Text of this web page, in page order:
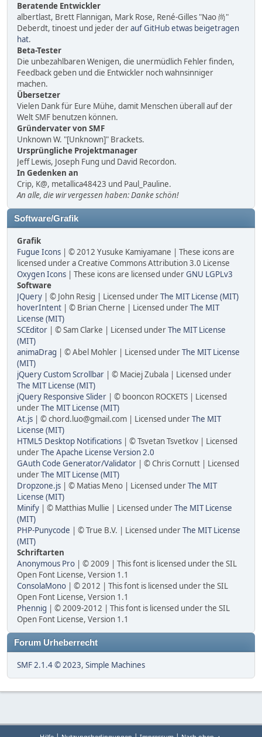
Beratende Entwickler
albertlast, Brett Flannigan, Mark Rose, René-Gilles "Nao 尚"
Deberdt, tinoest und jeder derauf GitHub etwas beigetragen
hat.
Beta-Tester
Die unbezahlbaren Wenigen, die unermüdlich Fehler finden,
Feedback geben und die Entwickler noch wahnsinniger
machen.
Übersetzer
Vielen Dank für Eure Mühe, damit Menschen überall auf der
Welt SMF benutzen können.
Gründervater von SMF
Unknown W. "[Unknown]" Brackets.
Ursprüngliche Projektmanager
Jeff Lewis, Joseph Fung und David Recordon.
In Gedenken an
Crip, K@, metallica48423 und Paul_Pauline.
An alle, die wir vergessen haben: Danke schön!
Software/Grafik
Grafik
Fugue Icons | © 2012 Yusuke Kamiyamane | These icons are
licensed under a Creative Commons Attribution 3.0 License
Oxygen Icons | These icons are licensed underGNU LGPLv3
Software
JQuery | © John Resig | Licensed underThe MIT License (MIT)
hoverIntent | © Brian Cherne | Licensed underThe MIT
License (MIT)
SCEditor | © Sam Clarke | Licensed underThe MIT License
(MIT)
animaDrag | © Abel Mohler | Licensed underThe MIT License
(MIT)
jQuery Custom Scrollbar | © Maciej Zubala | Licensed under
The MIT License (MIT)
jQuery Responsive Slider | © booncon ROCKETS | Licensed
underThe MIT License (MIT)
At.js | © chord.luo@gmail.com | Licensed underThe MIT
License (MIT)
HTML5 Desktop Notifications | © Tsvetan Tsvetkov | Licensed
underThe Apache License Version 2.0
GAuth Code Generator/Validator | © Chris Cornutt | Licensed
underThe MIT License (MIT)
Dropzone.js | © Matias Meno | Licensed underThe MIT
License (MIT)
Minify | © Matthias Mullie | Licensed underThe MIT License
(MIT)
PHP-Punycode | © True B.V. | Licensed underThe MIT License
(MIT)
Schriftarten
Anonymous Pro | © 2009 | This font is licensed under the SIL
Open Font License, Version 1.1
ConsolaMono | © 2012 | This font is licensed under the SIL
Open Font License, Version 1.1
Phennig | © 2009-2012 | This font is licensed under the SIL
Open Font License, Version 1.1
Forum Urheberrecht
SMF 2.1.4 © 2023, Simple Machines